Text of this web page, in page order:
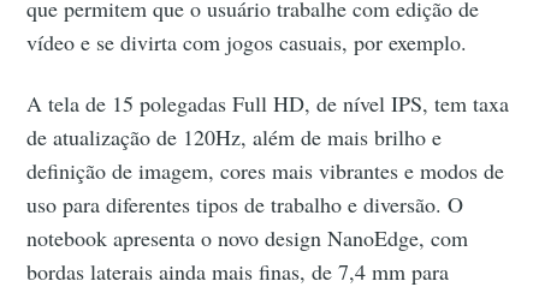
que permitem que o usuário trabalhe com edição de
vídeo e se divirta com jogos casuais, por exemplo.
A tela de 15 polegadas Full HD, de nível IPS, tem taxa
de atualização de 120Hz, além de mais brilho e
definição de imagem, cores mais vibrantes e modos de
uso para diferentes tipos de trabalho e diversão. O
notebook apresenta o novo design NanoEdge, com
bordas laterais ainda mais finas, de 7,4 mm para